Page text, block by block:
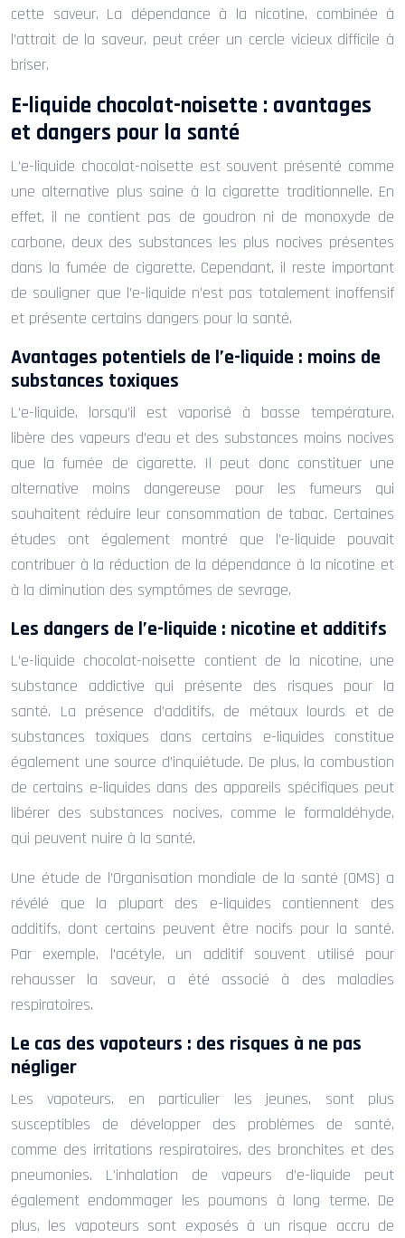
cette saveur. La dépendance à la nicotine, combinée à
l’attrait de la saveur, peut créer un cercle vicieux difficile à
briser.
E-liquide chocolat-noisette : avantages
et dangers pour la santé
L’e-liquide chocolat-noisette est souvent présenté comme
une alternative plus saine à la cigarette traditionnelle. En
effet, il ne contient pas de goudron ni de monoxyde de
carbone, deux des substances les plus nocives présentes
dans la fumée de cigarette. Cependant, il reste important
de souligner que l’e-liquide n’est pas totalement inoffensif
et présente certains dangers pour la santé.
Avantages potentiels de l’e-liquide : moins de
substances toxiques
L’e-liquide, lorsqu’il est vaporisé à basse température,
libère des vapeurs d’eau et des substances moins nocives
que la fumée de cigarette. Il peut donc constituer une
alternative moins dangereuse pour les fumeurs qui
souhaitent réduire leur consommation de tabac. Certaines
études ont également montré que l’e-liquide pouvait
contribuer à la réduction de la dépendance à la nicotine et
à la diminution des symptômes de sevrage.
Les dangers de l’e-liquide : nicotine et additifs
L’e-liquide chocolat-noisette contient de la nicotine, une
substance addictive qui présente des risques pour la
santé. La présence d’additifs, de métaux lourds et de
substances toxiques dans certains e-liquides constitue
également une source d’inquiétude. De plus, la combustion
de certains e-liquides dans des appareils spécifiques peut
libérer des substances nocives, comme le formaldéhyde,
qui peuvent nuire à la santé.
Une étude de l’Organisation mondiale de la santé (OMS) a
révélé que la plupart des e-liquides contiennent des
additifs, dont certains peuvent être nocifs pour la santé.
Par exemple, l’acétyle, un additif souvent utilisé pour
rehausser la saveur, a été associé à des maladies
respiratoires.
Le cas des vapoteurs : des risques à ne pas
négliger
Les vapoteurs, en particulier les jeunes, sont plus
susceptibles de développer des problèmes de santé,
comme des irritations respiratoires, des bronchites et des
pneumonies. L’inhalation de vapeurs d’e-liquide peut
également endommager les poumons à long terme. De
plus, les vapoteurs sont exposés à un risque accru de